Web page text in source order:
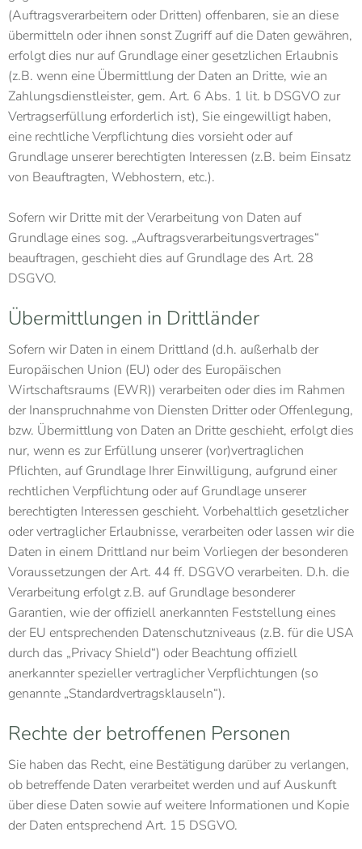
(Auftragsverarbeitern oder Dritten) offenbaren, sie an diese
übermitteln oder ihnen sonst Zugriff auf die Daten gewähren,
erfolgt dies nur auf Grundlage einer gesetzlichen Erlaubnis
(z.B. wenn eine Übermittlung der Daten an Dritte, wie an
Zahlungsdienstleister, gem. Art. 6 Abs. 1 lit. b DSGVO zur
Vertragserfüllung erforderlich ist), Sie eingewilligt haben,
eine rechtliche Verpflichtung dies vorsieht oder auf
Grundlage unserer berechtigten Interessen (z.B. beim Einsatz
von Beauftragten, Webhostern, etc.).
Sofern wir Dritte mit der Verarbeitung von Daten auf
Grundlage eines sog. „Auftragsverarbeitungsvertrages“
beauftragen, geschieht dies auf Grundlage des Art. 28
DSGVO.
Übermittlungen in Drittländer
Sofern wir Daten in einem Drittland (d.h. außerhalb der
Europäischen Union (EU) oder des Europäischen
Wirtschaftsraums (EWR)) verarbeiten oder dies im Rahmen
der Inanspruchnahme von Diensten Dritter oder Offenlegung,
bzw. Übermittlung von Daten an Dritte geschieht, erfolgt dies
nur, wenn es zur Erfüllung unserer (vor)vertraglichen
Pflichten, auf Grundlage Ihrer Einwilligung, aufgrund einer
rechtlichen Verpflichtung oder auf Grundlage unserer
berechtigten Interessen geschieht. Vorbehaltlich gesetzlicher
oder vertraglicher Erlaubnisse, verarbeiten oder lassen wir die
Daten in einem Drittland nur beim Vorliegen der besonderen
Voraussetzungen der Art. 44 ff. DSGVO verarbeiten. D.h. die
Verarbeitung erfolgt z.B. auf Grundlage besonderer
Garantien, wie der offiziell anerkannten Feststellung eines
der EU entsprechenden Datenschutzniveaus (z.B. für die USA
durch das „Privacy Shield“) oder Beachtung offiziell
anerkannter spezieller vertraglicher Verpflichtungen (so
genannte „Standardvertragsklauseln“).
Rechte der betroffenen Personen
Sie haben das Recht, eine Bestätigung darüber zu verlangen,
ob betreffende Daten verarbeitet werden und auf Auskunft
über diese Daten sowie auf weitere Informationen und Kopie
der Daten entsprechend Art. 15 DSGVO.